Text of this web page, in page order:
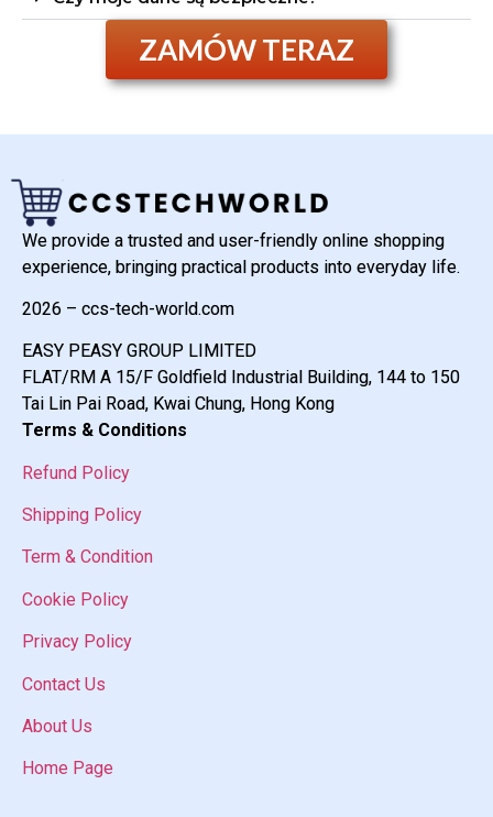
ZAMÓW TERAZ
We provide a trusted and user-friendly online shopping
experience, bringing practical products into everyday life.
2026 – ccs-tech-world.com
EASY PEASY GROUP LIMITED
FLAT/RM A 15/F Goldfield Industrial Building, 144 to 150
Tai Lin Pai Road, Kwai Chung, Hong Kong
Terms & Conditions
Refund Policy
Shipping Policy
Term & Condition
Cookie Policy
Privacy Policy
Contact Us
About Us
Home Page